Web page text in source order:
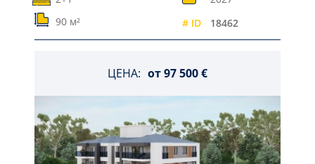
90 м²
# ID 18462
ЦЕНА: от97 500 €